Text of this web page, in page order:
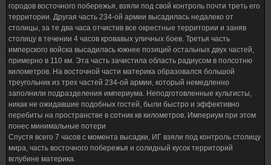
городов восточного побережья, взяли под свой контроль почти треть его
территории. Другая часть 234-ой армии высадилась недалеко от
столицы, за те два часа отчистив все окрестные территории и заняв
столицу в течении 4 часов кровавых уличных боев. Третья часть
имперского войска высадилась южнее позиций остальных двух частей,
примерно в 110 км. Эта часть зачистила область радиусом в полсотню
километров. На восточной части материка образовался большой
треугольник из трех частей 234-ой армии, который немедленно
заполнили подразделения империума. Неподготовленные культисты,
никак не ожидавшие подобных гостей, были быстро и эффективно
перебиты на пространстве в сотник кв километров. Империум при этом
понес минимальные потери
Спустя всего 7 часов с момента высадки, ИГ взяли под контроль столицу
мира, часть восточного побережья и солидный кусок территорий
вглубине материка.